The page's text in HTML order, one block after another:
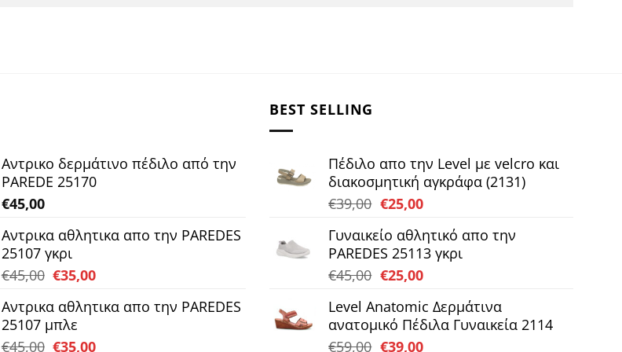
Αντρικο δερμάτινο πέδιλο από την
PAREDE 25170
€45,00
Αντρικα αθλητικα απο την PAREDES
25107 γκρι
€45,00 Original
was:
€45,00.
€35,00Η
τιμή
Αντρικα αθλητικα απο την PAREDES
25107 μπλε
€45,00 Original
€35,00Η
BEST SELLING
Πέδιλο απο την Level με velcro και
διακοσμητική αγκράφα (2131)
€39,00 Original
was:
€39,00.
€25,00Η
τιμή
είναι:
€25,00.
Γυναικείο αθλητικό απο την
PAREDES 25113 γκρι
€45,00 Original
was:
€45,00.
€25,00Η
τιμή
είναι:
Level Anatomic Δερμάτινα
ανατομικό Πέδιλα Γυναικεία 2114
€59,00 Original
€39,00Η